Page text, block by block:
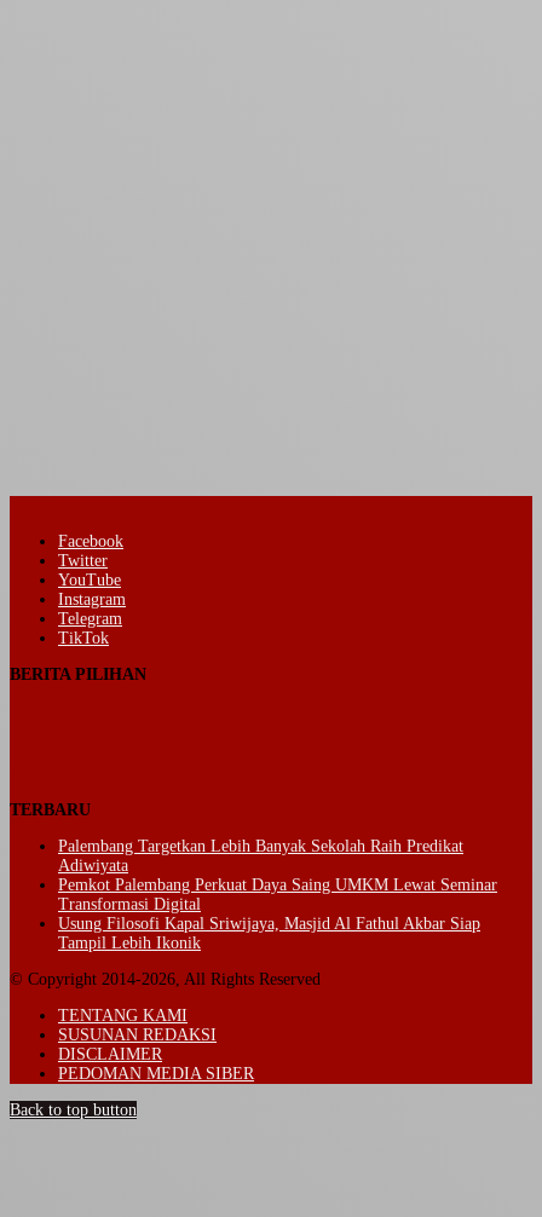
Facebook
Twitter
YouTube
Instagram
Telegram
TikTok
BERITA PILIHAN
TERBARU
Palembang Targetkan Lebih Banyak Sekolah Raih Predikat
Adiwiyata
Pemkot Palembang Perkuat Daya Saing UMKM Lewat Seminar
Transformasi Digital
Usung Filosofi Kapal Sriwijaya, Masjid Al Fathul Akbar Siap
Tampil Lebih Ikonik
© Copyright 2014-2026, All Rights Reserved
TENTANG KAMI
SUSUNAN REDAKSI
DISCLAIMER
PEDOMAN MEDIA SIBER
Back to top button